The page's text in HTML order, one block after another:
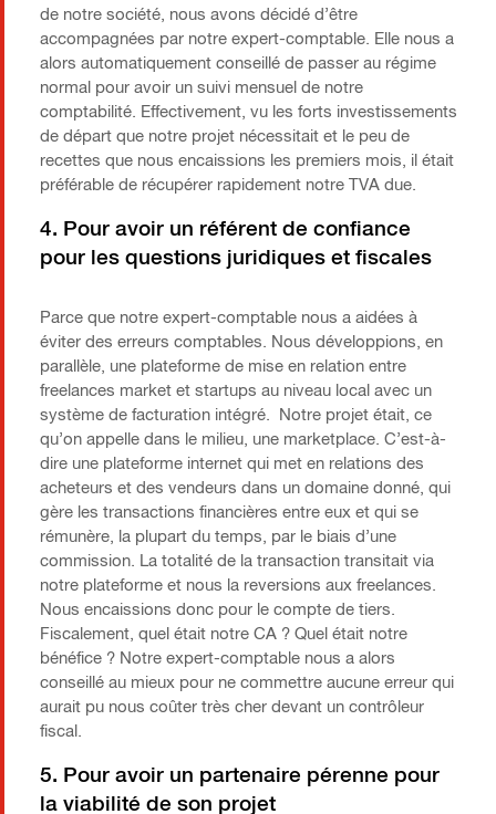
de notre société, nous avons décidé d’être
accompagnées par notre expert-comptable. Elle nous a
alors automatiquement conseillé de passer au régime
normal pour avoir un suivi mensuel de notre
comptabilité. Effectivement, vu les forts investissements
de départ que notre projet nécessitait et le peu de
recettes que nous encaissions les premiers mois, il était
préférable de récupérer rapidement notre TVA due.
4. Pour avoir un référent de confiance
pour les questions juridiques et fiscales
Parce que notre expert-comptable nous a aidées à
éviter des erreurs comptables. Nous développions, en
parallèle, une plateforme de mise en relation entre
freelances market et startups au niveau local avec un
système de facturation intégré. Notre projet était, ce
qu’on appelle dans le milieu, une marketplace. C’est-à-
dire une plateforme internet qui met en relations des
acheteurs et des vendeurs dans un domaine donné, qui
gère les transactions financières entre eux et qui se
rémunère, la plupart du temps, par le biais d’une
commission. La totalité de la transaction transitait via
notre plateforme et nous la reversions aux freelances.
Nous encaissions donc pour le compte de tiers.
Fiscalement, quel était notre CA ? Quel était notre
bénéfice ? Notre expert-comptable nous a alors
conseillé au mieux pour ne commettre aucune erreur qui
aurait pu nous coûter très cher devant un contrôleur
fiscal.
5. Pour avoir un partenaire pérenne pour
la viabilité de son projet